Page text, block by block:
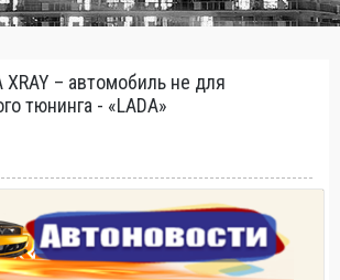
XRAY – автомобиль не для
тюнинга - «LADA»